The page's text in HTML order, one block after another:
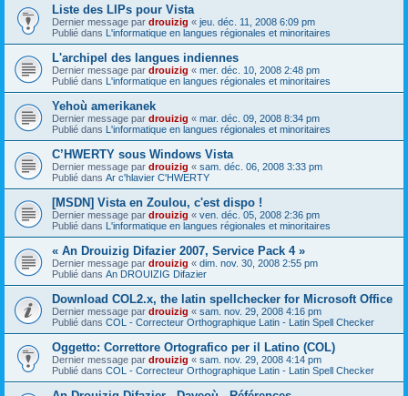
Liste des LIPs pour Vista
Dernier message par drouizig « jeu. déc. 11, 2008 6:09 pm
Publié dans L'informatique en langues régionales et minoritaires
L'archipel des langues indiennes
Dernier message par drouizig « mer. déc. 10, 2008 2:48 pm
Publié dans L'informatique en langues régionales et minoritaires
Yehoù amerikanek
Dernier message par drouizig « mar. déc. 09, 2008 8:34 pm
Publié dans L'informatique en langues régionales et minoritaires
C’HWERTY sous Windows Vista
Dernier message par drouizig « sam. déc. 06, 2008 3:33 pm
Publié dans Ar c'hlavier C'HWERTY
[MSDN] Vista en Zoulou, c'est dispo !
Dernier message par drouizig « ven. déc. 05, 2008 2:36 pm
Publié dans L'informatique en langues régionales et minoritaires
« An Drouizig Difazier 2007, Service Pack 4 »
Dernier message par drouizig « dim. nov. 30, 2008 2:55 pm
Publié dans An DROUIZIG Difazier
Download COL2.x, the latin spellchecker for Microsoft Office
Dernier message par drouizig « sam. nov. 29, 2008 4:16 pm
Publié dans COL - Correcteur Orthographique Latin - Latin Spell Checker
Oggetto: Correttore Ortografico per il Latino (COL)
Dernier message par drouizig « sam. nov. 29, 2008 4:14 pm
Publié dans COL - Correcteur Orthographique Latin - Latin Spell Checker